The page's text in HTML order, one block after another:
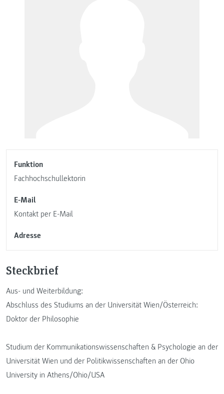
Funktion
Fachhochschullektorin
E-Mail
Kontakt per E-Mail
Adresse
Steckbrief
Aus- und Weiterbildung:
Abschluss des Studiums an der Universität Wien/Österreich:
Doktor der Philosophie
Studium der Kommunikationswissenschaften & Psychologie an der
Universität Wien und der Politikwissenschaften an der Ohio
University in Athens/Ohio/USA